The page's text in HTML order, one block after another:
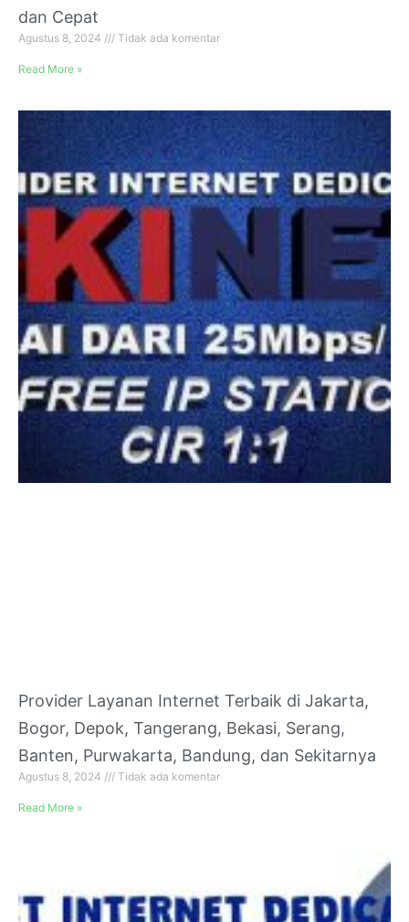
dan Cepat
Agustus 8, 2024 Tidak ada komentar
Read More »
Provider Layanan Internet Terbaik di Jakarta,
Bogor, Depok, Tangerang, Bekasi, Serang,
Banten, Purwakarta, Bandung, dan Sekitarnya
Agustus 8, 2024 Tidak ada komentar
Read More »